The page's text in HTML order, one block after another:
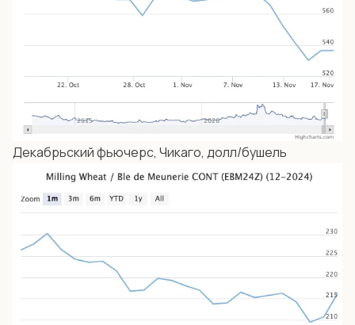
Декабрьский фьючерс, Чикаго, долл/бушель